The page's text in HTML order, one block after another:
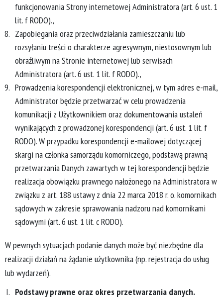
funkcjonowania Strony internetowej Administratora (art. 6 ust. 1
lit. f RODO).,
Zapobiegania oraz przeciwdziałania zamieszczaniu lub
rozsyłaniu treści o charakterze agresywnym, niestosownym lub
obraźliwym na Stronie internetowej lub serwisach
Administratora (art. 6 ust. 1 lit. f RODO).,
Prowadzenia korespondencji elektronicznej, w tym adres e-mail,
Administrator będzie przetwarzać w celu prowadzenia
komunikacji z Użytkownikiem oraz dokumentowania ustaleń
wynikających z prowadzonej korespondencji (art. 6 ust. 1 lit. f
RODO). W przypadku korespondencji e-mailowej dotyczącej
skargi na członka samorządu komorniczego, podstawą prawną
przetwarzania Danych zawartych w tej korespondencji będzie
realizacja obowiązku prawnego nałożonego na Administratora w
związku z art. 188 ustawy z dnia 22 marca 2018 r. o. komornikach
sądowych w zakresie sprawowania nadzoru nad komornikami
sądowymi (art. 6 ust. 1 lit. c RODO).
W pewnych sytuacjach podanie danych może być niezbędne dla
realizacji działań na żądanie użytkownika (np. rejestracja do usług
lub wydarzeń).
Podstawy prawne oraz okres przetwarzania danych.